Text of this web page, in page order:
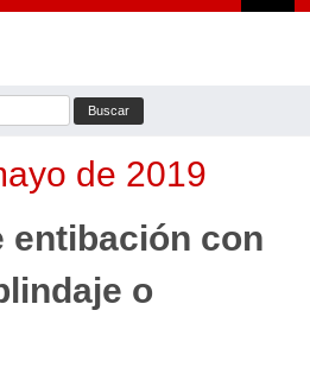
de 2019
entibación con
o